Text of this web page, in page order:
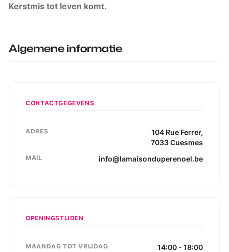
Kerstmis tot leven komt.
Algemene informatie
CONTACTGEGEVENS
ADRES 104 Rue Ferrer,
7033 Cuesmes
MAIL info@lamaisonduperenoel.be
OPENINGSTIJDEN
MAANDAG TOT VRIJDAG 14:00 - 18:00